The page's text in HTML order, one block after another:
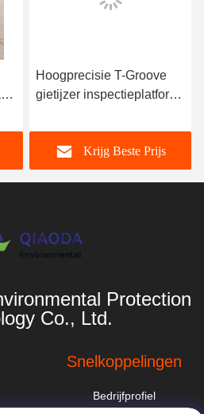
Hoogprecisie T-Groove
gietijzer inspectieplatform
automobielindustrie
Krijg Beste Prijs
Protection
Co., Ltd.
Snelkoppelingen
Bedrijfprofiel